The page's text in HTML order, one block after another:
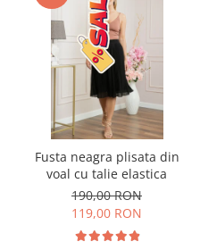
Fusta neagra plisata din
voal cu talie elastica
190,00 RON
119,00 RON